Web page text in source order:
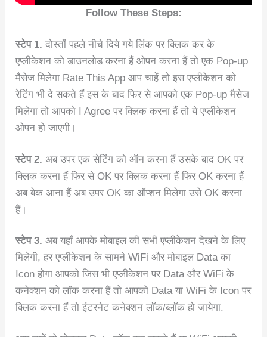
Follow These Steps:
स्टेप 1. दोस्तों पहले नीचे दिये गये लिंक पर क्लिक कर के
एप्लीकेशन को डाउनलोड करना हैं ओपन करना हैं तो एक Pop-up
मैसेज मिलेगा Rate This App आप चाहें तो इस एप्लीकेशन को
रेटिंग भी दे सकते हैं इस के बाद फिर से आपको एक Pop-up मैसेज
मिलेगा तो आपको I Agree पर क्लिक करना हैं तो ये एप्लीकेशन
ओपन हो जाएगी।
स्टेप 2. अब उपर एक सेटिंग को ऑन करना हैं उसके बाद OK पर
क्लिक करना हैं फिर से OK पर क्लिक करना हैं फिर OK करना हैं
अब बेक आना हैं अब उपर OK का ऑप्शन मिलेगा उसे OK करना
हैं।
स्टेप 3. अब यहाँ आपके मोबाइल की सभी एप्लीकेशन देखने के लिए
मिलेगी, हर एप्लीकेशन के सामने WiFi और मोबाइल Data का
Icon होगा आपको जिस भी एप्लीकेशन पर Data और WiFi के
कनेक्शन को लॉक करना हैं तो आपको Data या WiFi के Icon पर
क्लिक करना हैं तो इंटरनेट कनेक्शन लॉक/ब्लॉक हो जायेगा.